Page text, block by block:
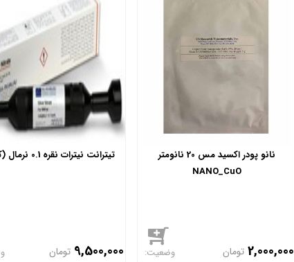
نانو پودر اکسید مس 20 نانومتر
NANO_CuO
2,000,000 تومان
تیترانت نیترات نقره 0.1 نرمال (کد M)
9,500,000 تومان